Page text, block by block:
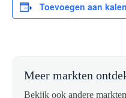
Toevoegen aan
Meer markten
Bekijk ook andere